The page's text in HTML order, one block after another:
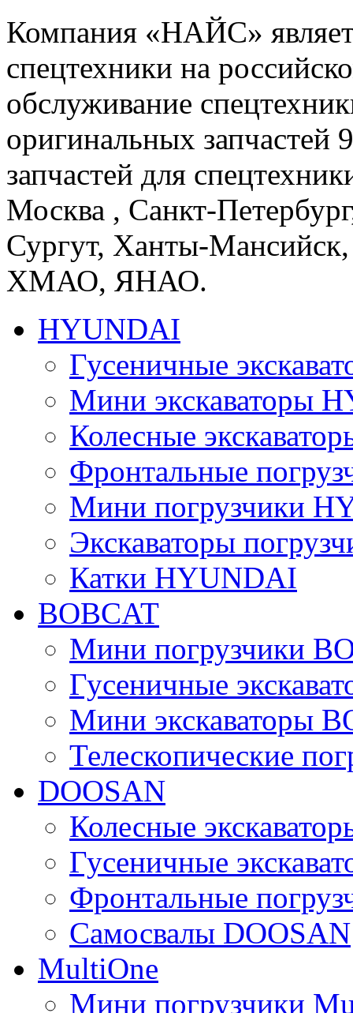
Компания «НАЙС»
спецтехники на
обслуживание
оригинальных запчастей
запчастей для
Москва , Санкт-
Сургут, Ханты-
ХМАО, ЯНАО.
HYUNDAI
Гусеничные
Мини экскаваторы
Колесные
Фронтальные
Мини погрузчики
Экскаваторы
Катки HYUNDAI
BOBCAT
Мини погрузчики
Гусеничные
Мини экскаваторы
Телескопические
DOOSAN
Колесные
Гусеничные
Фронтальные
Самосвалы DOOSAN
MultiOne
Мини погрузчики